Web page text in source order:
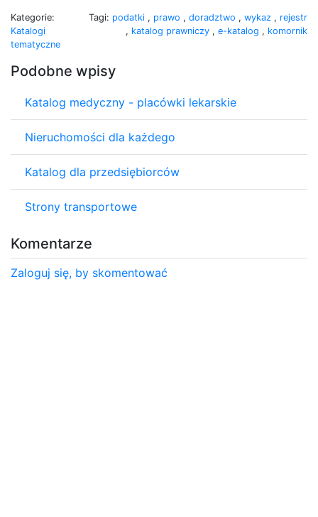
Kategorie:
Katalogi
tematyczne
Tagi: podatki , prawo , doradztwo , wykaz , rejestr
, katalog prawniczy , e-katalog , komornik
Podobne wpisy
Katalog medyczny - placówki lekarskie
Nieruchomości dla każdego
Katalog dla przedsiębiorców
Strony transportowe
Komentarze
Zaloguj się, by skomentować